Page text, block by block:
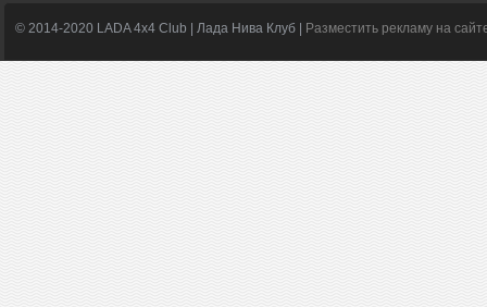
© 2014-2020 LADA 4x4 Club | Лада Нива Клуб | Разместить рекламу на